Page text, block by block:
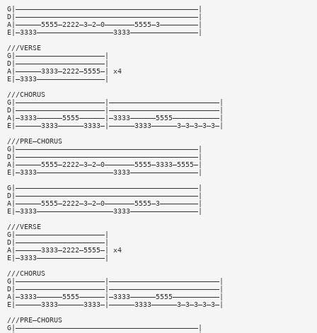
G|———————————————————————————————————————————|
D|———————————————————————————————————————————|
A|——————5555—2222—3—2—0———————5555—3—————————|
E|—3333——————————————————3333————————————————|
///VERSE
G|—————————————————————|
D|—————————————————————|
A|——————3333—2222—5555—| x4
E|—3333————————————————|
///CHORUS
G|—————————————————————|——————————————————————————|
D|—————————————————————|——————————————————————————|
A|—3333——————5555——————|—3333——————5555———————————|
E|——————3333——————3333—|——————3333——————3—3—3—3—3—|
///PRE—CHORUS
G|———————————————————————————————————————————|
D|———————————————————————————————————————————|
A|——————5555—2222—3—2—0———————5555—3333—5555—|
E|—3333——————————————————3333————————————————|
G|———————————————————————————————————————————|
D|———————————————————————————————————————————|
A|——————5555—2222—3—2—0———————5555—3—————————|
E|—3333——————————————————3333————————————————|
///VERSE
G|—————————————————————|
D|—————————————————————|
A|——————3333—2222—5555—| x4
E|—3333————————————————|
///CHORUS
G|—————————————————————|——————————————————————————|
D|—————————————————————|——————————————————————————|
A|—3333——————5555——————|—3333——————5555———————————|
E|——————3333——————3333—|——————3333——————3—3—3—3—3—|
///PRE—CHORUS
G|———————————————————————————————————————————|